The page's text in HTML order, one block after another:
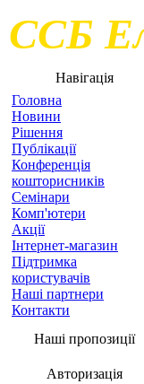
ССБ
Навігація
Головна
Новини
Рішення
Публікації
Конференція
кошторисників
Семінари
Комп'ютери
Акції
Інтернет-магазин
Підтримка
користувачів
Наші партнери
Контакти
Наші пропозиції
Авторизація